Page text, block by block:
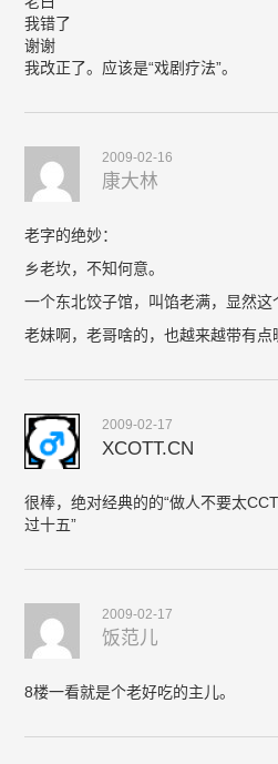
我错了
谢谢
我改正了。应该是“戏剧疗法”。
2009-02-16
康大林
老字的绝妙：
乡老坎，不知何意。
一个东北饺子馆，叫馅老满，显然这
老妹啊，老哥啥的，也越来越带有点
2009-02-17
XCOTT.CN
很棒，绝对经典的的“做人不要太
过十五”
2009-02-17
饭范儿
8楼一看就是个老好吃的主儿。